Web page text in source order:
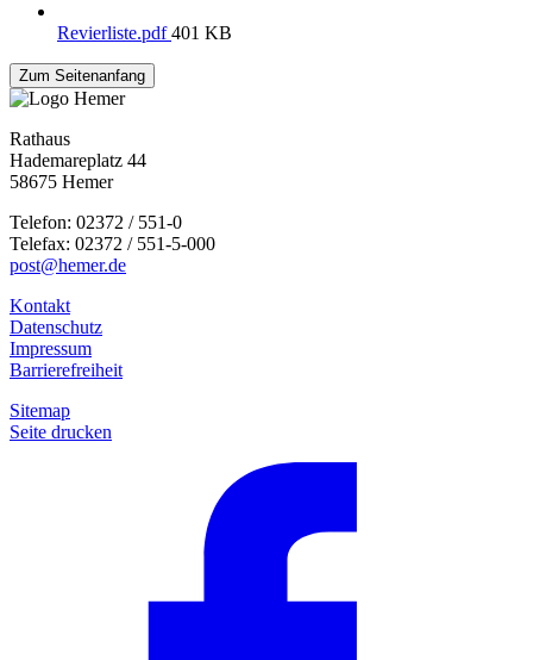
Revierliste.pdf 401 KB
Zum Seitenanfang
Rathaus
Hademareplatz 44
58675 Hemer
Telefon: 02372 / 551-0
Telefax: 02372 / 551-5-000
post@hemer.de
Kontakt
Datenschutz
Impressum
Barrierefreiheit
Sitemap
Seite drucken